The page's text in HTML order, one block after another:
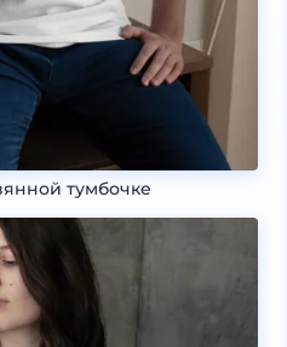
тумбочке